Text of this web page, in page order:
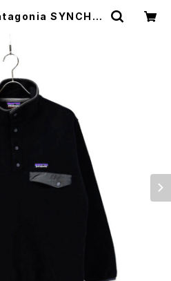
SYNCHIL
store